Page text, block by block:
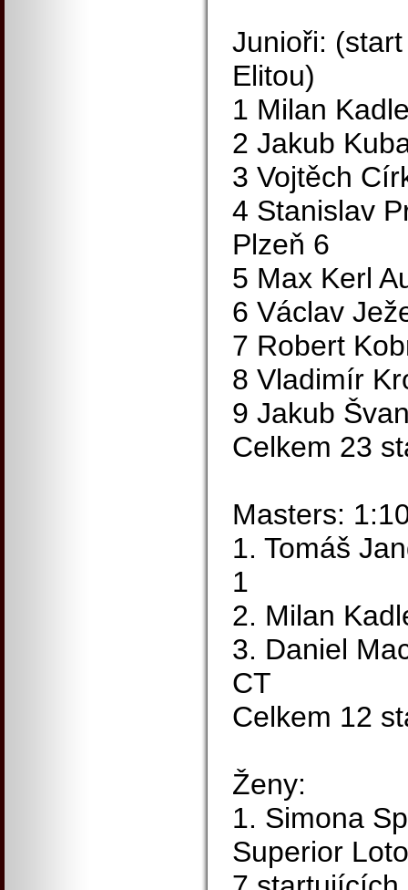
Junioři:
Elitou)
1 Milan
2 Jakub
3 Vojtěch
4 Stanislav
Plzeň 6
5 Max Kerl
6 Václav
7 Robert
8 Vladimír
9 Jakub
Celkem 23
Masters:
1. Tomáš
1
2. Milan
3. Daniel
CT
Celkem 12
Ženy:
1. Simona
Superior Loto